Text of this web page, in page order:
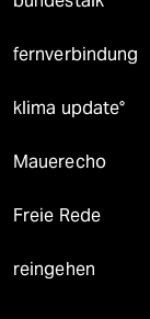
fernverbindung
klima update°
Mauerecho
Freie Rede
reingehen